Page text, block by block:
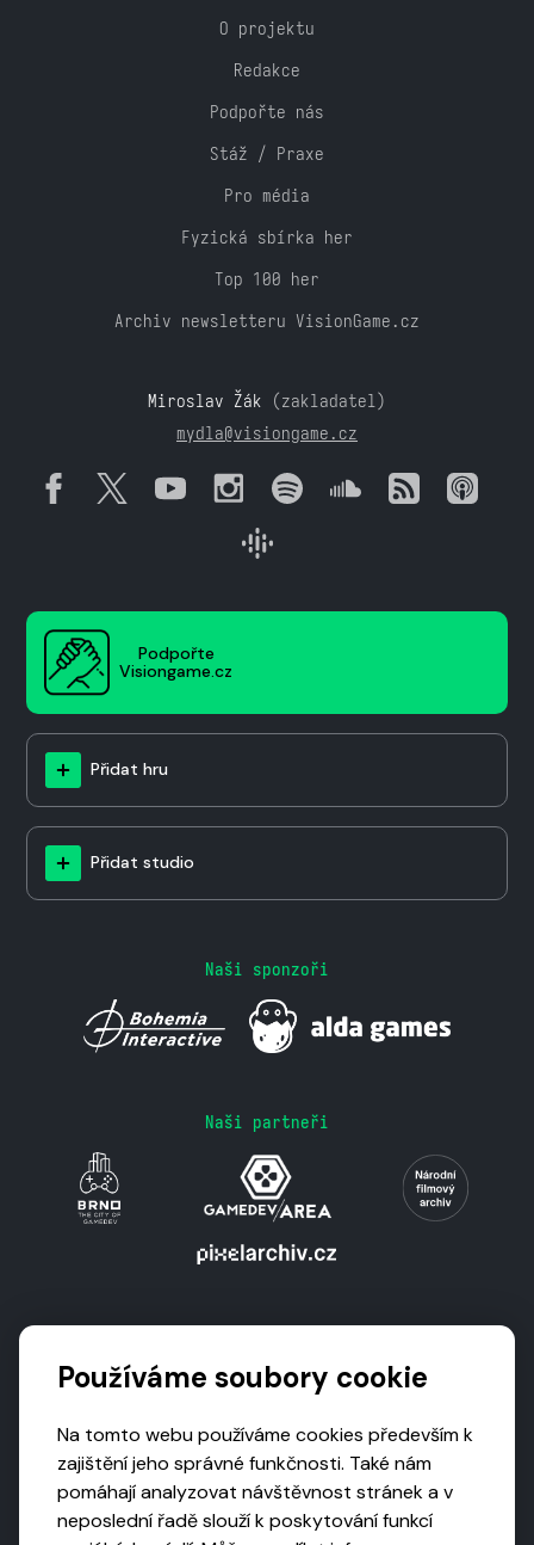
O projektu
Redakce
Podpořte nás
Stáž / Praxe
Pro média
Fyzická sbírka her
Top 100 her
Archiv newsletteru VisionGame.cz
Miroslav Žák (zakladatel)
mydla@visiongame.cz
Podpořte
Visiongame.cz
Přidat hru
Přidat studio
Naši sponzoři
Naši partneři
Používáme soubory cookie
Na tomto webu používáme cookies především k
zajištění jeho správné funkčnosti. Také nám
pomáhají analyzovat návštěvnost stránek a v
neposlední řadě slouží k poskytování funkcí